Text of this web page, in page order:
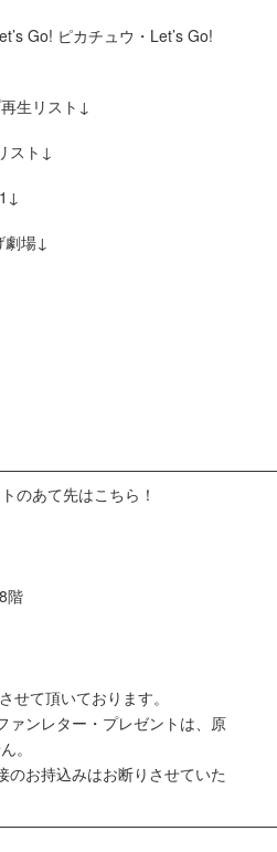
Go! ピカチュウ・Let’s Go!
生リスト↓
スト↓
場↓
のあて先はこちら！
階
せて頂いております。
ァンレター・プレゼントは、原
。
のお持込みはお断りさせていた